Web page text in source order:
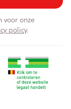
voor onze
policy.